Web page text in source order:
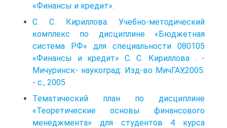
«Финансы и кредит».
С. С. Кириллова. Учебно-методический
комплекс по дисциплине «Бюджетная
система РФ» для специальности 080105
«Финансы и кредит» С. С. Кириллова . -
Мичуринск- наукоград: Изд-во МичГАУ,2005.
- с., 2005
Тематический план по дисциплине
«Теоретические основы финансового
менеджмента» для студентов 4 курса